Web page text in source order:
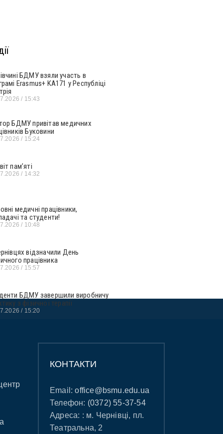
БДМУ взяли участь в
Erasmus+ KA171 у Республіці
15:43
БДМУ привітав медичних
Буковини
15:24
пам’яті
14:32
медичні працівники,
та студенти!
10:48
відзначили День
працівника
15:57
БДМУ завершили виробничу
з фізичної терапії
15:20
КОНТАКТИ
Email:office@bsmu.edu.ua
Телефон: (0372) 55-37-54
Адреса: : м. Чернівці, пл.
Театральна, 2